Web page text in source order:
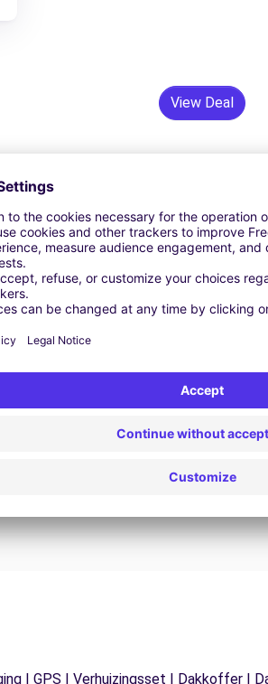
View Deal
24/7
Problemen op de weg?
ondersteuningsdienst is te allen
| GPS | Verhuizingsset | Dakkoffer |